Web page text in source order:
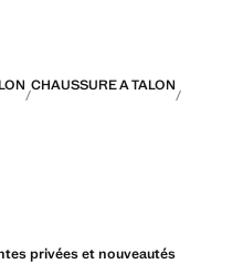
CHAUSSURE A TALON
privées et nouveautés